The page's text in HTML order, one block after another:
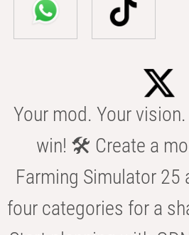
Your mod. Your
win! 🛠️ Create a
Farming Simulator 25
four categories for a